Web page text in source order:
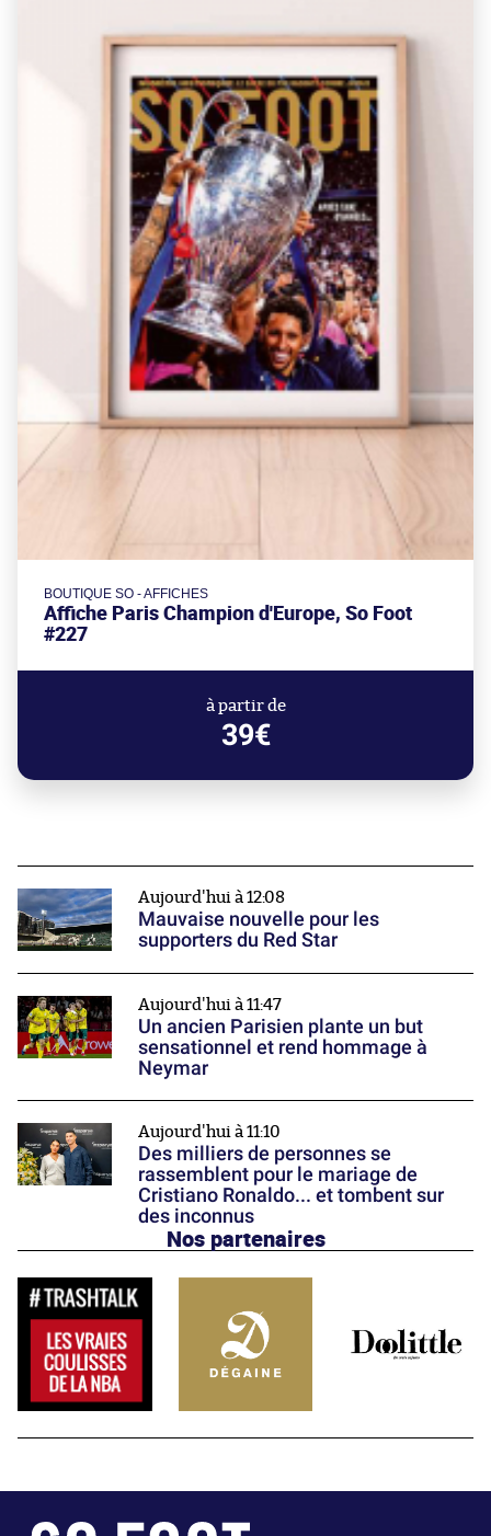
BOUTIQUE SO - AFFICHES
Affiche Paris Champion d'Europe, So Foot
#227
à partir de
39€
Aujourd'hui à 12:08
Mauvaise nouvelle pour les
supporters du Red Star
Aujourd'hui à 11:47
Un ancien Parisien plante un but
sensationnel et rend hommage à
Neymar
Aujourd'hui à 11:10
Des milliers de personnes se
rassemblent pour le mariage de
Cristiano Ronaldo... et tombent sur
des inconnus
Nos partenaires